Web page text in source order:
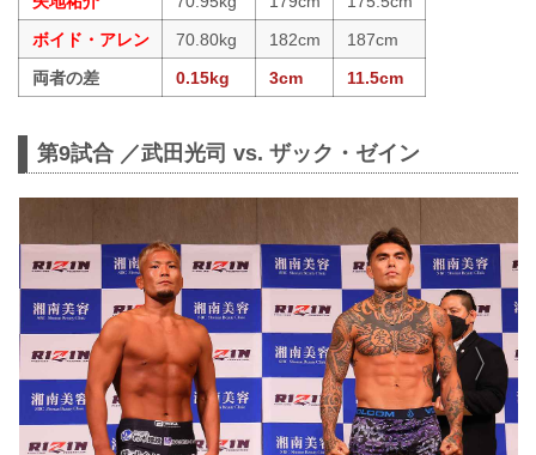
ボイド・アレン
70.80kg 182cm
187cm
両者の差
0.15kg 3cm 11.5cm
第9試合 ／武田光司 vs. ザック・ゼイン